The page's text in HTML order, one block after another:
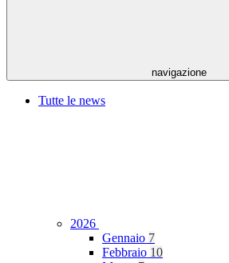
navigazione
Tutte le news
2026
Gennaio 7
Febbraio 10